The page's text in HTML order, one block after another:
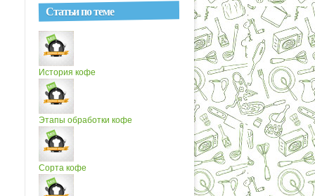
Статьи по теме
История кофе
Этапы обработки кофе
Сорта кофе